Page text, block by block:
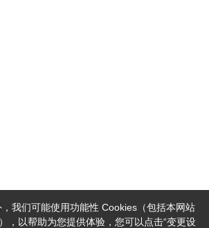
我们可能使用功能性 Cookies（包括本网站
，以帮助为您提供体验，您可以点击“变更设